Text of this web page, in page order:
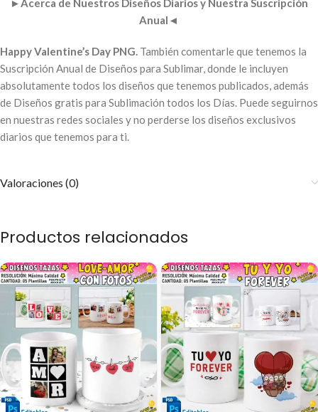
►Acerca de Nuestros Diseños Diarios y Nuestra Suscripción
Anual ◄
Happy Valentine’s Day PNG. También comentarle que tenemos la
Suscripción Anual de Diseños para Sublimar, donde le incluyen
absolutamente todos los diseños que tenemos publicados, además
de Diseños gratis para Sublimación todos los Días. Puede seguirnos
en nuestras redes sociales y no perderse los diseños exclusivos
diarios que tenemos para ti.
Valoraciones (0)
Productos relacionados